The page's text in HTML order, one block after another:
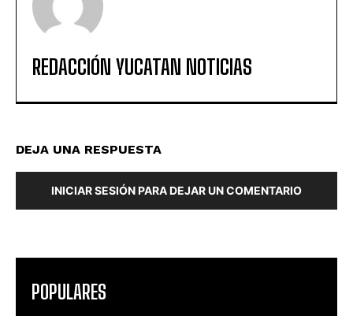
REDACCIÓN YUCATAN NOTICIAS
DEJA UNA RESPUESTA
INICIAR SESIÓN PARA DEJAR UN COMENTARIO
POPULARES